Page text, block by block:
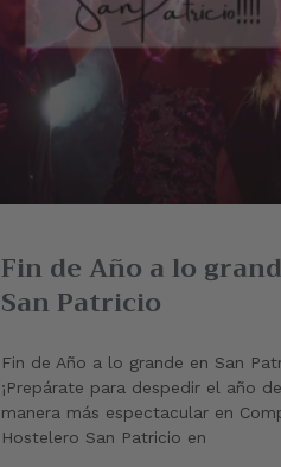
Fin de Año a lo
San Patricio
Fin de Año a lo grande en San
¡Prepárate para despedir el año
manera más espectacular en
Hostelero San Patricio en